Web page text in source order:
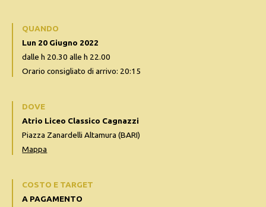
QUANDO
Lun 20 Giugno 2022
dalle h 20.30 alle h 22.00
Orario consigliato di arrivo: 20:15
DOVE
Atrio Liceo Classico Cagnazzi
Piazza Zanardelli Altamura (BARI)
Mappa
COSTO E TARGET
A PAGAMENTO